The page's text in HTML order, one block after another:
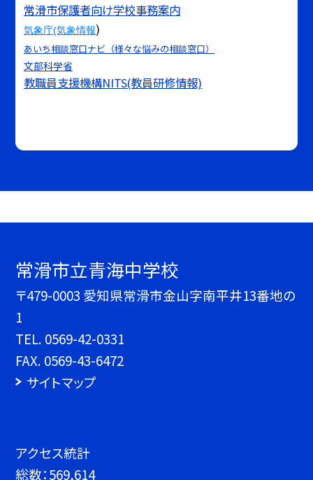
常滑市保護者向け学校事務案内
気象庁(気象情報)
あいち相談窓口ナビ（様々な悩みの相談窓口）
文部科学省
教職員支援機構NITS(教員研修情報)
常滑市立青海中学校
〒479-0003 愛知県常滑市金山字南平井13番地の
1
TEL. 0569-42-0331
FAX. 0569-43-6472
サイトマップ
アクセス統計
総数：569,614